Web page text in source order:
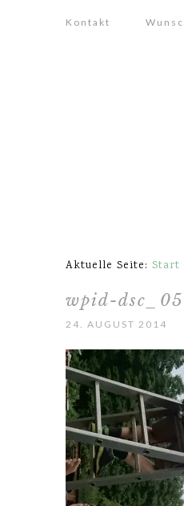
Kontakt
Aktuelle Seite: Start
wpid-
24. AUGUST 2014